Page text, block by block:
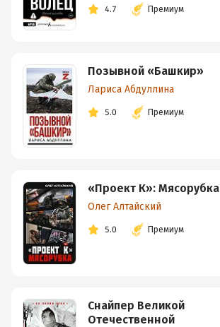
4.7 Премиум
Позывной «Башкир»
Лариса Абдуллина
5.0 Премиум
«Проект К»: Мясорубка
Олег Алтайский
5.0 Премиум
Снайпер Великой
Отечественной